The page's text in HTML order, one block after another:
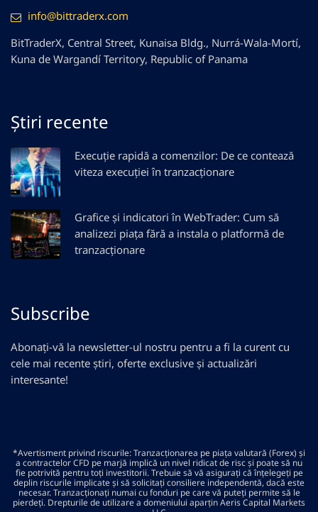
info@bittraderx.com
BitTraderX, Central Street, Kunaisa Bldg., Nurrá-Wala-Mortí,
Kuna de Wargandí Territory, Republic of Panama
Știri recente
Execuție rapidă a comenzilor: De ce contează
viteza execuției în tranzacționare
Grafice și indicatori în WebTrader: Cum să
analizezi piața fără a instala o platformă de
tranzacționare
Subscribe
Abonați-vă la newsletter-ul nostru pentru a fi la curent cu
cele mai recente știri, oferte exclusive și actualizări
interesante!
*Avertisment privind riscurile: Tranzacționarea pe piața valutară (Forex) și
a contractelor CFD pe marjă implică un nivel ridicat de risc și poate să nu
fie potrivită pentru toți investitorii. Trebuie să vă asigurați că înțelegeți pe
deplin riscurile implicate și să solicitați consiliere independentă, dacă este
necesar. Tranzacționați numai cu fonduri pe care vă puteți permite să le
pierdeți. Drepturile de utilizare a domeniului aparțin Aeris Capital Markets